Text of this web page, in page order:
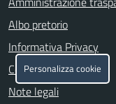
Albo pretorio
Informativa Privacy
Cookie policy
Note legali
Personalizza cookie